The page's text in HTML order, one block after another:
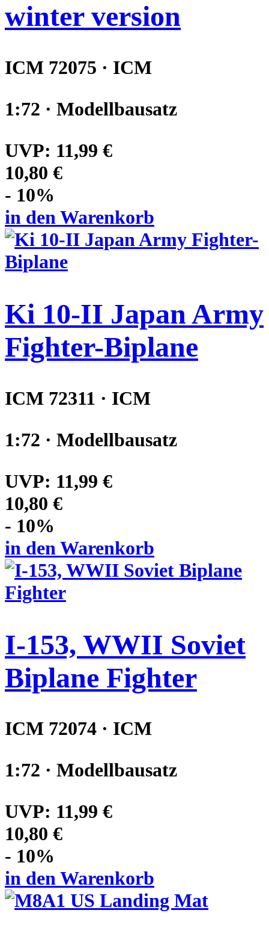
winter version
ICM 72075 · ICM
1:72 · Modellbausatz
UVP: 11,99 €
10,80 €
- 10%
in den Warenkorb
Ki 10-II Japan Army
Fighter-Biplane
ICM 72311 · ICM
1:72 · Modellbausatz
UVP: 11,99 €
10,80 €
- 10%
in den Warenkorb
I-153, WWII Soviet
Biplane Fighter
ICM 72074 · ICM
1:72 · Modellbausatz
UVP: 11,99 €
10,80 €
- 10%
in den Warenkorb